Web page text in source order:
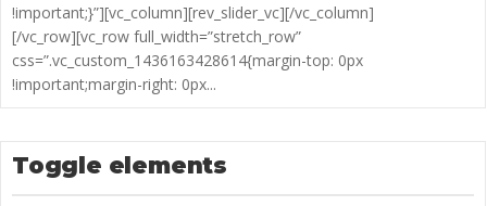
!important;}”][vc_column][rev_slider_vc][/vc_column]
[/vc_row][vc_row full_width=”stretch_row”
css=”.vc_custom_1436163428614{margin-top: 0px
!important;margin-right: 0px...
Toggle elements